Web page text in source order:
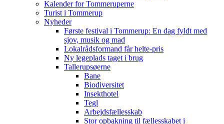
Kalender for Tommeruperne
Turist i Tommerup
Nyheder
Første festival i Tommerup: En dag fyldt med
sjov, musik og mad
Lokalrådsformand får helte-pris
Ny legeplads taget i brug
Tallerupsøerne
Bane
Biodiversitet
Insekthotel
Tegl
Arbejdsfællesskab
Stor opbakning til fællesskabet i